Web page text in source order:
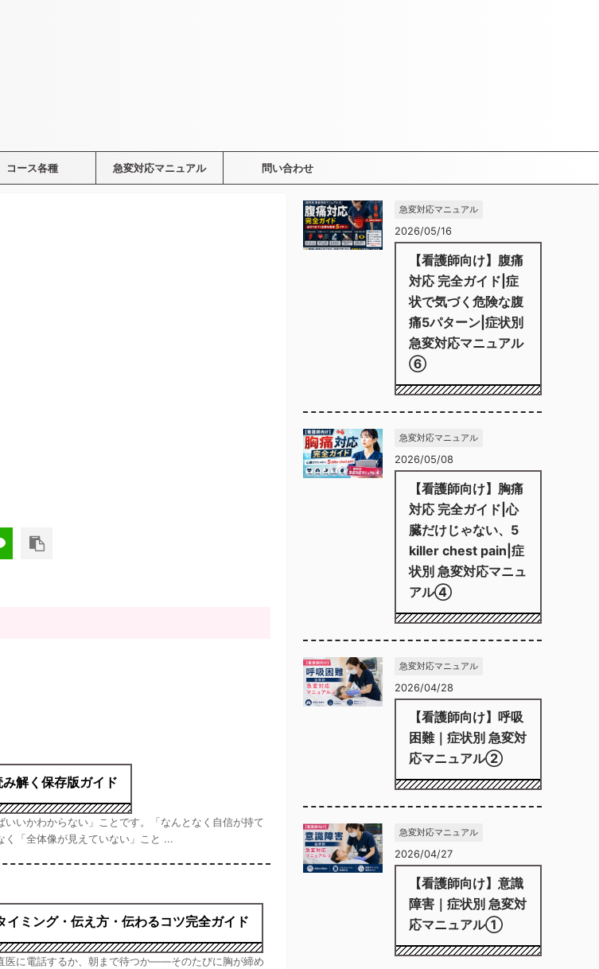
コース各種 急変対応マニュアル 問い合わせ
解く保存版ガイド
いかわからない」ことです。「なんとなく自信が持て
く「全体像が見えていない」こと ...
イミング・伝え方・伝わるコツ完全ガイド
医に電話するか、朝まで待つか――そのたびに胸が締め
急変対応マニュアル
2026/05/16
【看護師向け】腹痛
対応 完全ガイド|症
状で気づく危険な腹
痛5パターン|症状別
急変対応マニュアル
⑥
急変対応マニュアル
2026/05/08
【看護師向け】胸痛
対応 完全ガイド|心
臓だけじゃない、5
killer chest pain|症
状別 急変対応マニュ
アル④
急変対応マニュアル
2026/04/28
【看護師向け】呼吸
困難｜症状別 急変対
応マニュアル②
急変対応マニュアル
2026/04/27
【看護師向け】意識
障害｜症状別 急変対
応マニュアル①